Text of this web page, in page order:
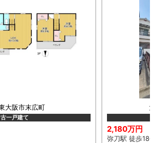
大阪市末広町
一戸建て
2,180万円
弥刀駅 徒歩18